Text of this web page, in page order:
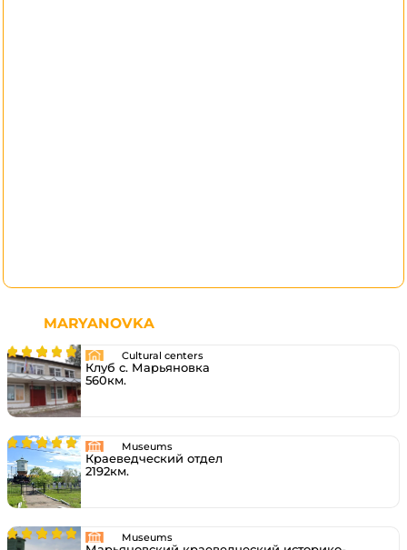
MARYANOVKA
Cultural centers
Клуб с. Марьяновка
560км.
Museums
Краеведческий отдел
2192км.
Museums